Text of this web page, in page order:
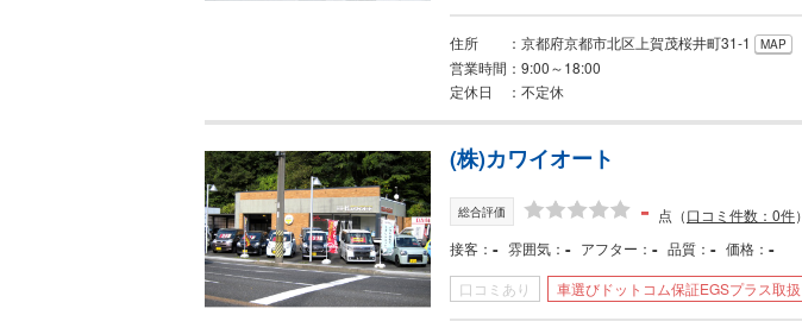
住所 京都府京都市北区上賀茂桜井町31-1 MAP
営業時間
9:00～18:00
定休日
不定休
(株)カワイオート
総合評価 - 点 （口コミ件数：0件）
接客
- 雰囲気 - アフター - 品質 - 価格 -
口コミあり 車選びドットコム保証EGSプラス取扱